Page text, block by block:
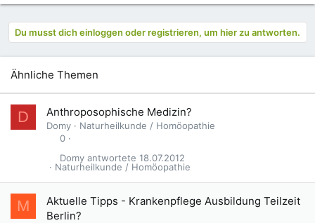
Du musst dich einloggen oder registrieren, um hier zu antworten.
Ähnliche Themen
D Anthroposophische Medizin?
Domy
Naturheilkunde / Homöopathie
0
Naturheilkunde / Homöopathie
18.07.2012
Domy
M
Aktuelle Tipps - Krankenpflege Ausbildung Teilzeit
Berlin?